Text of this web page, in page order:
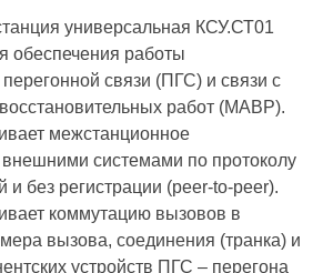
универсальная КСУ.СТ01
обеспечения работы
связи (ПГС) и связи с
работ (МАВР).
межстанционное
системами по протоколу
и без регистрации (peer-to-peer).
коммутацию вызовов в
вызова, соединения (транка) и
устройств ПГС – перегона